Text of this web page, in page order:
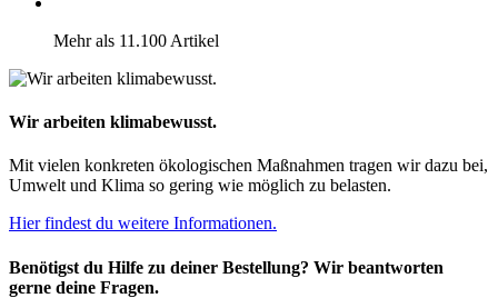
Mehr als 11.100 Artikel
Wir arbeiten klimabewusst.
Mit vielen konkreten ökologischen Maßnahmen tragen wir dazu bei,
Umwelt und Klima so gering wie möglich zu belasten.
Hier findest du weitere Informationen.
Benötigst du Hilfe zu deiner Bestellung? Wir beantworten
gerne deine Fragen.